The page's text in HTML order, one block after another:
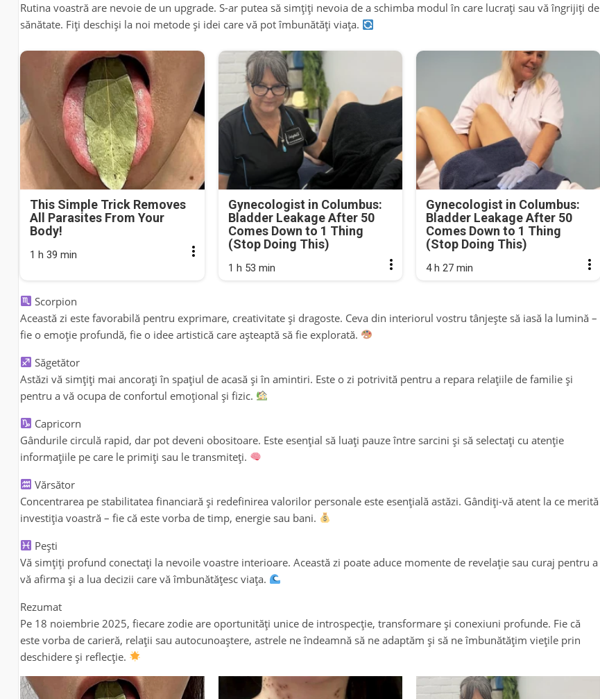
Rutina voastră are nevoie de un upgrade. S-ar putea să simțiți nevoia de a schimba modul în care lucrați sau vă îngrijiți de
sănătate. Fiți deschiși la noi metode și idei care vă pot îmbunătăți viața.
This Simple Trick Removes
All Parasites From Your
Body!
1 h 39 min
Gynecologist in Columbus:
Bladder Leakage After 50
Comes Down to 1 Thing
(Stop Doing This)
1 h 53 min
Gynecologist in Columbus:
Bladder Leakage After 50
Comes Down to 1 Thing
(Stop Doing This)
4 h 27 min
Scorpion
Această zi este favorabilă pentru exprimare, creativitate și dragoste. Ceva din interiorul vostru tânjește să iasă la lumină –
fie o emoție profundă, fie o idee artistică care așteaptă să fie explorată.
Săgetător
Astăzi vă simțiți mai ancorați în spațiul de acasă și în amintiri. Este o zi potrivită pentru a repara relațiile de familie și
pentru a vă ocupa de confortul emoțional și fizic.
Capricorn
Gândurile circulă rapid, dar pot deveni obositoare. Este esențial să luați pauze între sarcini și să selectați cu atenție
informațiile pe care le primiți sau le transmiteți.
Vărsător
Concentrarea pe stabilitatea financiară și redefinirea valorilor personale este esențială astăzi. Gândiți-vă atent la ce merită
investiția voastră – fie că este vorba de timp, energie sau bani.
Pești
Vă simțiți profund conectați la nevoile voastre interioare. Această zi poate aduce momente de revelație sau curaj pentru a
vă afirma și a lua decizii care vă îmbunătățesc viața.
Rezumat
Pe 18 noiembrie 2025, fiecare zodie are oportunități unice de introspecție, transformare și conexiuni profunde. Fie că
este vorba de carieră, relații sau autocunoaștere, astrele ne îndeamnă să ne adaptăm și să ne îmbunătățim viețile prin
deschidere și reflecție.